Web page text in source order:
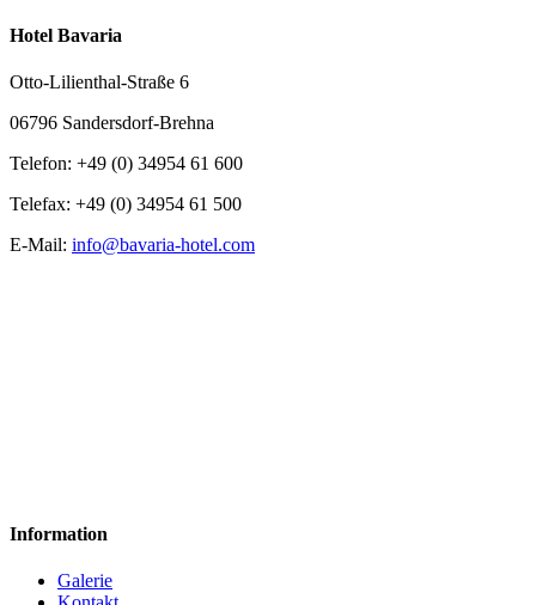
Hotel Bavaria
Otto-Lilienthal-Straße 6
06796 Sandersdorf-Brehna
Telefon: +49 (0) 34954 61 600
Telefax: +49 (0) 34954 61 500
E-Mail: info@bavaria-hotel.com
Information
Galerie